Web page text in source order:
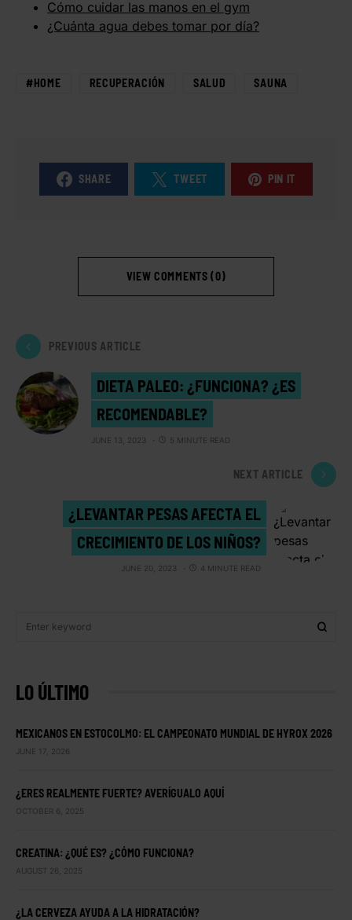
Cómo cuidar las manos en el gym
¿Cuánta agua debes tomar por día?
#HOME RECUPERACIÓN SALUD SAUNA
SHARE TWEET PIN IT
VIEW COMMENTS (0)
PREVIOUS ARTICLE
DIETA PALEO: ¿FUNCIONA? ¿ES
RECOMENDABLE?
JUNE 13, 2023 5 MINUTE READ
NEXT ARTICLE
¿LEVANTAR PESAS AFECTA EL
CRECIMIENTO DE LOS NIÑOS?
JUNE 20, 2023 4 MINUTE READ
LO ÚLTIMO
MEXICANOS EN ESTOCOLMO: EL CAMPEONATO MUNDIAL DE HYROX 2026
JUNE 17, 2026
¿ERES REALMENTE FUERTE? AVERÍGUALO AQUÍ
OCTOBER 6, 2025
CREATINA: ¿QUÉ ES? ¿CÓMO FUNCIONA?
AUGUST 26, 2025
¿LA CERVEZA AYUDA A LA HIDRATACIÓN?